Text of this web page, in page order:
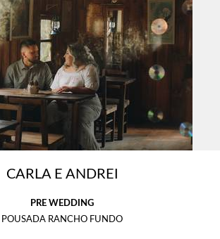
CARLA E ANDREI
PRE WEDDING
POUSADA RANCHO FUNDO